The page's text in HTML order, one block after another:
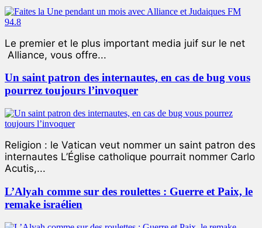
Le premier et le plus important media juif sur le net
Alliance, vous offre...
Un saint patron des internautes, en cas de bug vous
pourrez toujours l’invoquer
Religion : le Vatican veut nommer un saint patron des
internautes L’Église catholique pourrait nommer Carlo
Acutis,...
L’Alyah comme sur des roulettes : Guerre et Paix, le
remake israélien